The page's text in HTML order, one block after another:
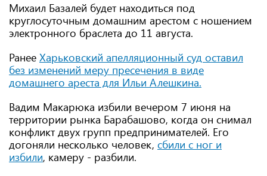
Михаил Базалей будет находиться под
круглосуточным домашним арестом с ношением
электронного браслета до 11 августа.
Ранее Харьковский апелляционный суд оставил
без изменений меру пресечения в виде
домашнего ареста для Ильи Алешкина.
Вадим Макарюка избили вечером 7 июня на
территории рынка Барабашово, когда он снимал
конфликт двух групп предпринимателей. Его
догоняли несколько человек, сбили с ног и
избили, камеру - разбили.